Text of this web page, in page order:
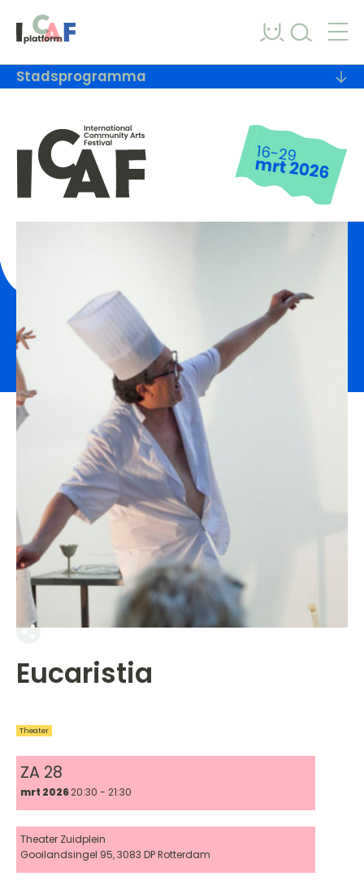
Stadsprogramma
Eucaristia
Theater
ZA 28
mrt 202620:30 - 21:30
Theater Zuidplein
Gooilandsingel 95, 3083 DP Rotterdam